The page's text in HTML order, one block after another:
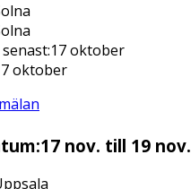
:17 oktober
oktober
17 nov. till 19 nov.